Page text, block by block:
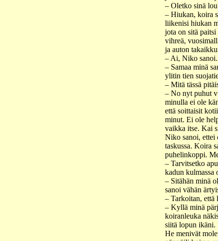
– Oletko sinä
– Hiukan, koira
liikenisi hiukan
jota on sitä
vihreä,
ja auton
– Ai, Niko sanoi.
– Samaa minä
ylitin tien
– Mitä tässä
– No nyt puhut
minulla ei ole
että soittaisit
minut. Ei ole
vaikka itse. Kai
Niko sanoi,
taskussa. Koira
puhelinkoppi.
– Tarvitsetko
kadun kulmassa
– Sitähän minä
sanoi vähän
– Tarkoitan, että
– Kyllä minä
koiranleuka
siitä lopun ikäni.
He menivät